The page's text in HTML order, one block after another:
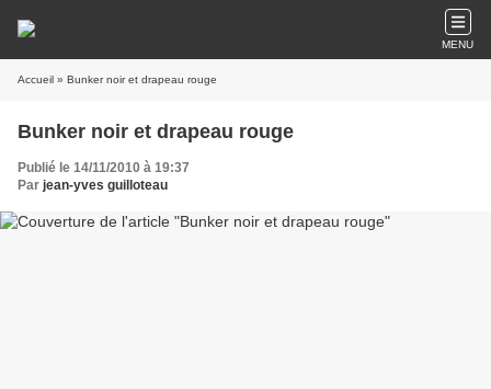
MENU
Accueil » Bunker noir et drapeau rouge
Bunker noir et drapeau rouge
Publié le 14/11/2010 à 19:37
Par jean-yves guilloteau